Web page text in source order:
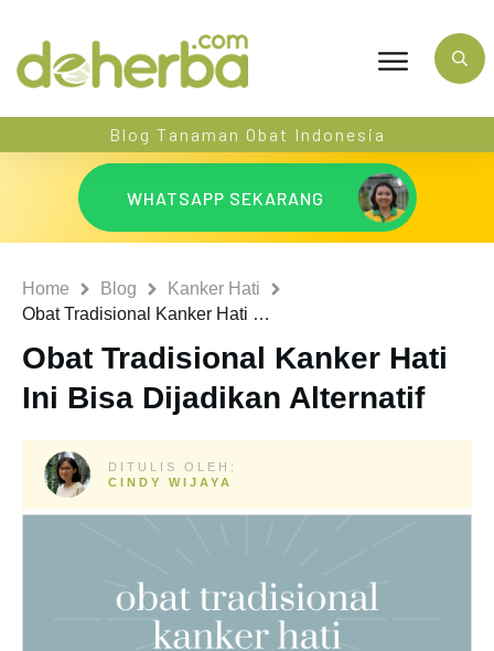
Blog Tanaman Obat Indonesia
WHATSAPP SEKARANG
Home Blog
Kanker Hati
Obat Tradisional Kanker Hati Ini Bisa Dijadikan Alternatif
Obat Tradisional Kanker Hati
Ini Bisa Dijadikan Alternatif
DITULIS OLEH:
CINDY WIJAYA